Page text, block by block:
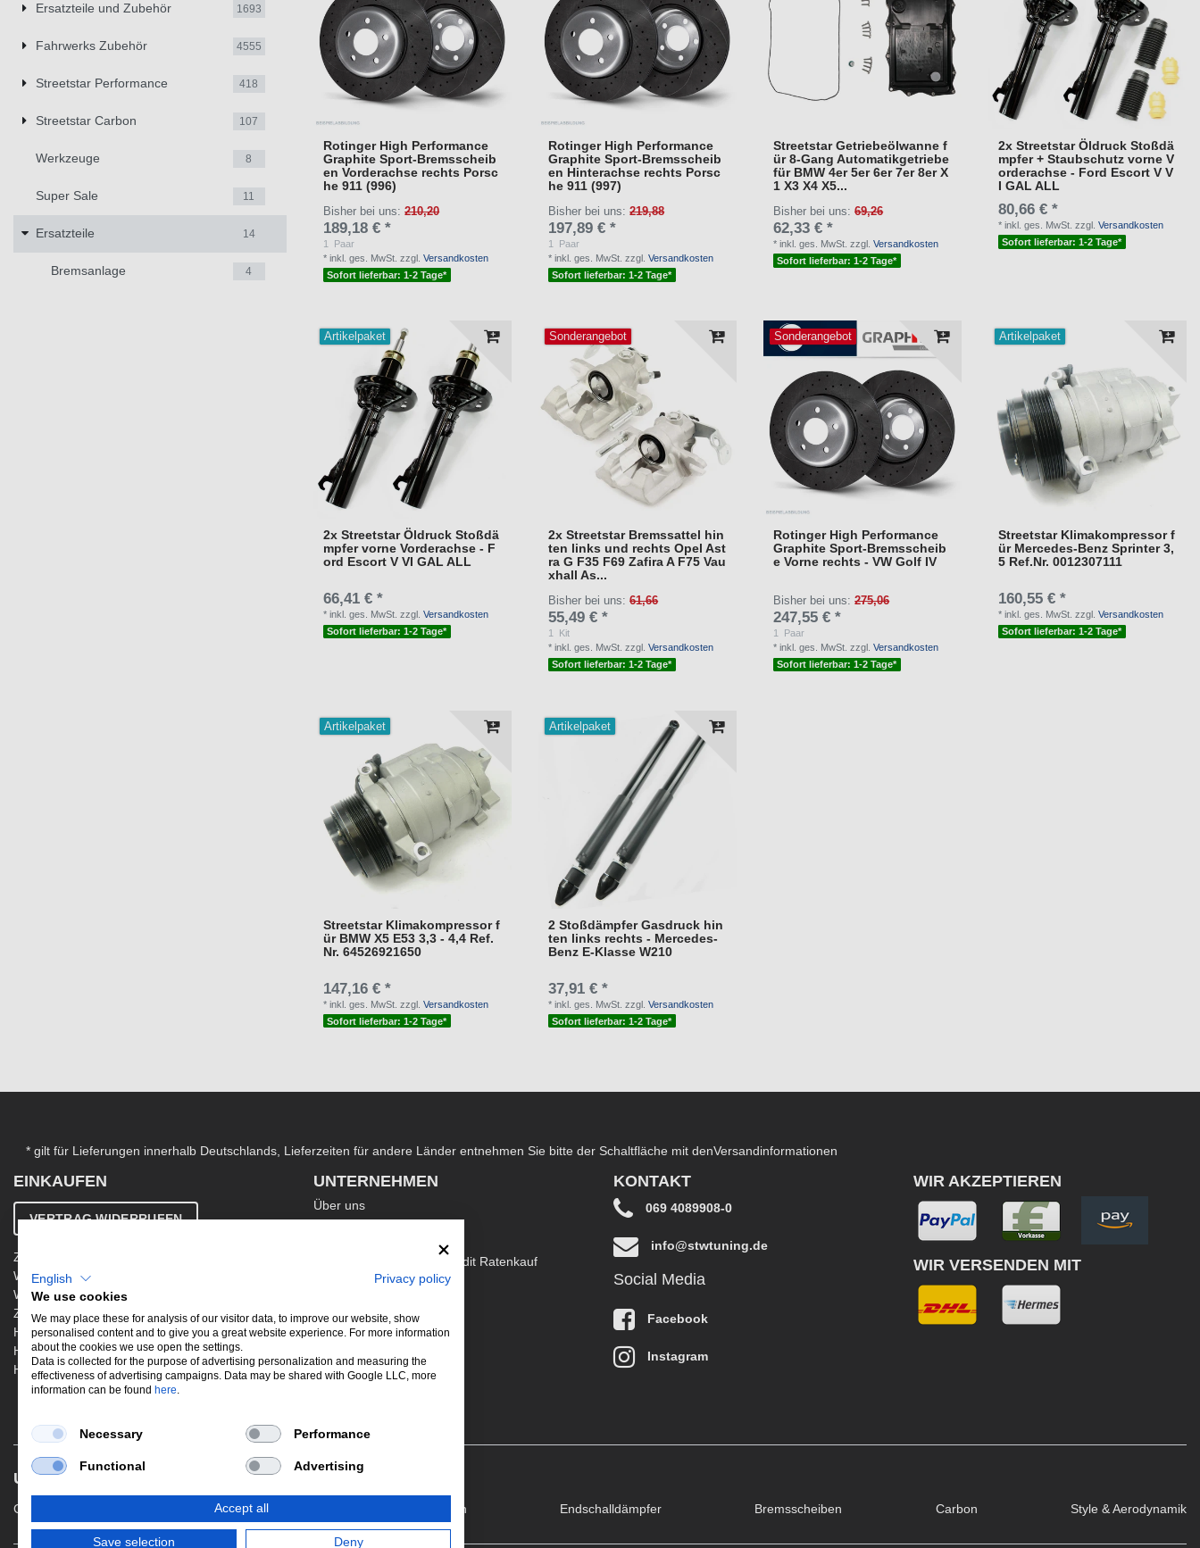
Ersatzteile und Zubehör 1693
Fahrwerks Zubehör 4555
Streetstar Performance 418
Streetstar Carbon 107
Werkzeuge 8
Super Sale 11
Ersatzteile 14
Bremsanlage 4
Rotinger High Performance
Graphite Sport-Bremsscheib
en Vorderachse rechts Porsc
he 911 (996)
Bisher bei uns:210,20
189,18 € *
1
Paar
*inkl. ges. MwSt. zzgl.Versandkosten
Sofort lieferbar: 1-2 Tage*
Rotinger High Performance
Graphite Sport-Bremsscheib
en Hinterachse rechts Porsc
he 911 (997)
Bisher bei uns:219,88
197,89 € *
1
Paar
*inkl. ges. MwSt. zzgl.Versandkosten
Sofort lieferbar: 1-2 Tage*
Streetstar Getriebeölwanne f
ür 8-Gang Automatikgetriebe
für BMW 4er 5er 6er 7er 8er X
1 X3 X4 X5...
Bisher bei uns:69,26
62,33 € *
*inkl. ges. MwSt. zzgl.Versandkosten
Sofort lieferbar: 1-2 Tage*
2x Streetstar Öldruck Stoßdä
mpfer + Staubschutz vorne V
orderachse - Ford Escort V V
I GAL ALL
80,66 € *
*inkl. ges. MwSt. zzgl.Versandkosten
Sofort lieferbar: 1-2 Tage*
Artikelpaket
2x Streetstar Öldruck Stoßdä
mpfer vorne Vorderachse - F
ord Escort V VI GAL ALL
66,41 € *
*inkl. ges. MwSt. zzgl.Versandkosten
Sofort lieferbar: 1-2 Tage*
Sonderangebot
2x Streetstar Bremssattel hin
ten links und rechts Opel Ast
ra G F35 F69 Zafira A F75 Vau
xhall As...
Bisher bei uns:61,66
55,49 € *
1
Kit
*inkl. ges. MwSt. zzgl.Versandkosten
Sofort lieferbar: 1-2 Tage*
Sonderangebot
Rotinger High Performance
Graphite Sport-Bremsscheib
e Vorne rechts - VW Golf IV
Bisher bei uns:275,06
247,55 € *
1
Paar
*inkl. ges. MwSt. zzgl.Versandkosten
Sofort lieferbar: 1-2 Tage*
Artikelpaket
Streetstar Klimakompressor f
ür Mercedes-Benz Sprinter 3,
5 Ref.Nr. 0012307111
160,55 € *
*inkl. ges. MwSt. zzgl.Versandkosten
Sofort lieferbar: 1-2 Tage*
Artikelpaket
Streetstar Klimakompressor f
ür BMW X5 E53 3,3 - 4,4 Ref.
Nr. 64526921650
147,16 € *
*inkl. ges. MwSt. zzgl.Versandkosten
Sofort lieferbar: 1-2 Tage*
Artikelpaket
2 Stoßdämpfer Gasdruck hin
ten links rechts - Mercedes-
Benz E-Klasse W210
37,91 € *
*inkl. ges. MwSt. zzgl.Versandkosten
Sofort lieferbar: 1-2 Tage*
* gilt für Lieferungen innerhalb Deutschlands, Lieferzeiten für andere Länder entnehmen Sie bitte der Schaltfläche mit denVersandinformationen
EINKAUFEN
VERTRAG WIDERRUFEN
Zahlung & Versand
Widerrufsbelehrung
Warenkorb
Zur Kasse
Hinweis zur Altölentsorgung
Hinweis zur Batterieentsorgung
Händler werden
UNTERNEHMEN
Über uns
Kontakt
Ergänzende AGB EasyCredit Ratenkauf
Datenschutzerklärung
Jobs
Newsletter
KONTAKT
069 4089908-0
info@stwtuning.de
Social Media
Facebook
Instagram
WIR AKZEPTIEREN
WIR VERSENDEN MIT
UNSERE BELIEBTESTEN PRODUKTE
Gewindefahrwerke Performance Auspuffklappen Endschalldämpfer Bremsscheiben Carbon Style & Aerodynamik
English
Privacy policy
We use cookies
We may place these for analysis of our visitor data, to improve our website, show
personalised content and to give you a great website experience. For more information
about the cookies we use open the settings.
Data is collected for the purpose of advertising personalization and measuring the
effectiveness of advertising campaigns. Data may be shared with Google LLC, more
information can be found here.
Necessary Performance
Functional Advertising
Accept all
Save selection Deny